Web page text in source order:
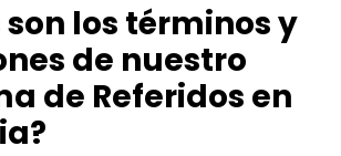
los términos y
de nuestro
de Referidos en